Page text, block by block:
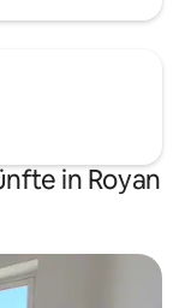
in Royan